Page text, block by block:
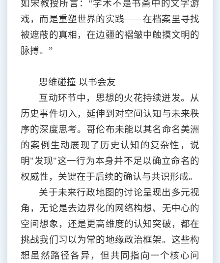
如宋教授所言：“学术不是书斋中的文字游
戏，而是重塑世界的实践——在档案里寻找
被遮蔽的真相，在边疆的褶皱中触摸文明的
脉搏。”
思维碰撞 以书会友
互动环节中，思想的火花持续迸发。从
历史事件切入，延伸到对空间认知与未来秩
序的深度思考。哥伦布未能以其名命名美洲
的案例生动展现了历史认知的复杂性，说
明"发现"这一行为本身并不足以确立命名的
权威性，关键在于后续的确认与共识形成。
关于未来行政地图的讨论呈现出多元视
角，无论是去边界化的网络构想、无中心的
空间想象，还是更高维度的认知突破，都在
挑战我们习以为常的地缘政治框架。这些构
想虽然路径各异，但共同指向一个核心问